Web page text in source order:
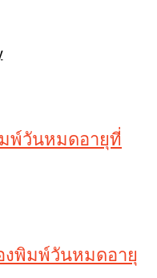
พ์วันหมดอายุที่
งพิมพ์วันหมดอายุ